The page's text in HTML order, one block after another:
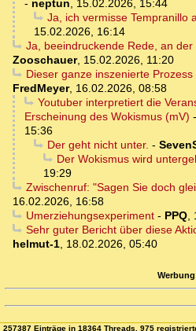
- neptun, 15.02.2026, 15:44
Ja, ich vermisse Tempranillo
15.02.2026, 16:14
Ja, beeindruckende Rede, an
Zooschauer, 15.02.2026, 11:20
Dieser ganze inszenierte
FredMeyer, 16.02.2026, 08:58
Youtuber interpretiert die
Erscheinung des Wokismus (mV) -
15:36
Der geht nicht unter. -
Der Wokismus wird
19:29
Zwischenruf: "Sagen Sie doch
16.02.2026, 16:58
Umerziehungsexperiment- PPQ,
Sehr guter Bericht über diese
helmut-1, 18.02.2026, 05:40
Werbung
257387 Einträge in 18364 Threads, 975